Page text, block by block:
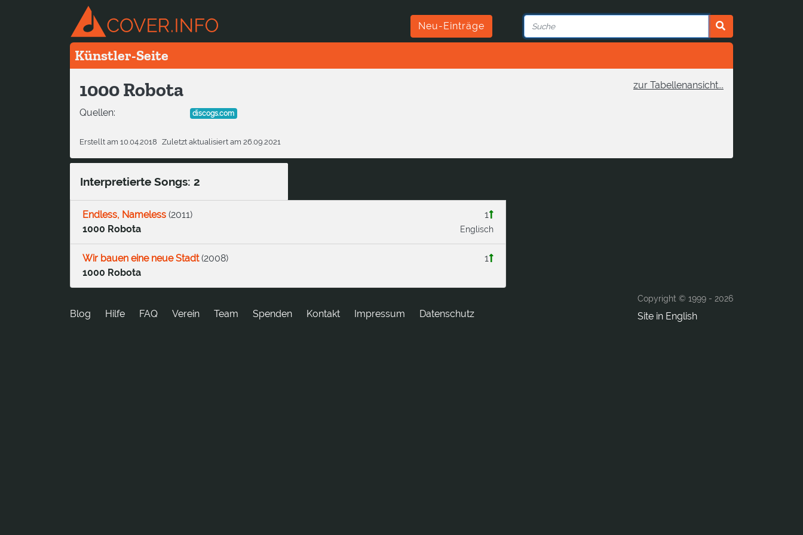
Neu-Einträge
Künstler-Seite
zur Tabellenansicht...
1000 Robota
Quellen: discogs.com
Erstellt am 10.04.2018 Zuletzt aktualisiert am 26.09.2021
Interpretierte Songs: 2
1
Englisch
Endless, Nameless (2011)
1000 Robota
1
Wir bauen eine neue Stadt(2008)
1000 Robota
Copyright © 1999 - 2026
Site in English
Blog Hilfe FAQ Verein Team Spenden tkatnoK Impressum Datenschutz